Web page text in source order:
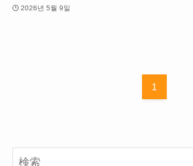
2026년 5월 9일
1